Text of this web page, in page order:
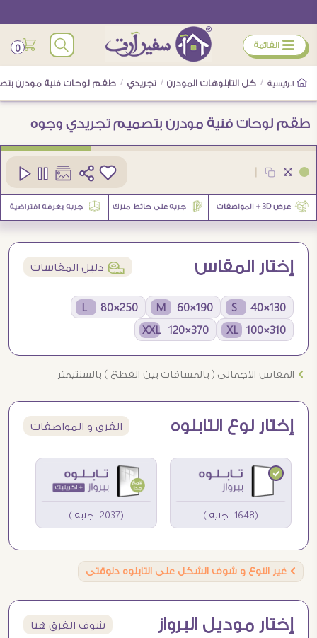
ÿ القائمة 0
الرئيسية / كل التابلوهات المودرن / تجريدي / طقم لوحات فنية مودرن
طقم لوحات فنية مودرن بتصميم تجريدي وجوه
كودSA107022
إختار المقاس í دليل المقاسات
130×40 S
190×60 M
250×80 L
310×100 XL
370×120 XXL
Ö المقاس الاجمالى ( بالمسافات بين القطع ) بالسنتيمتر
إختار نوع التابلوه الفرق و المواصفات
(1648 جنيه ) (2037 جنيه )
Ö غير النوع و شوف الشكل على التابلوه دلوقتى
إختار موديل البرواز شوف الفرق هنا